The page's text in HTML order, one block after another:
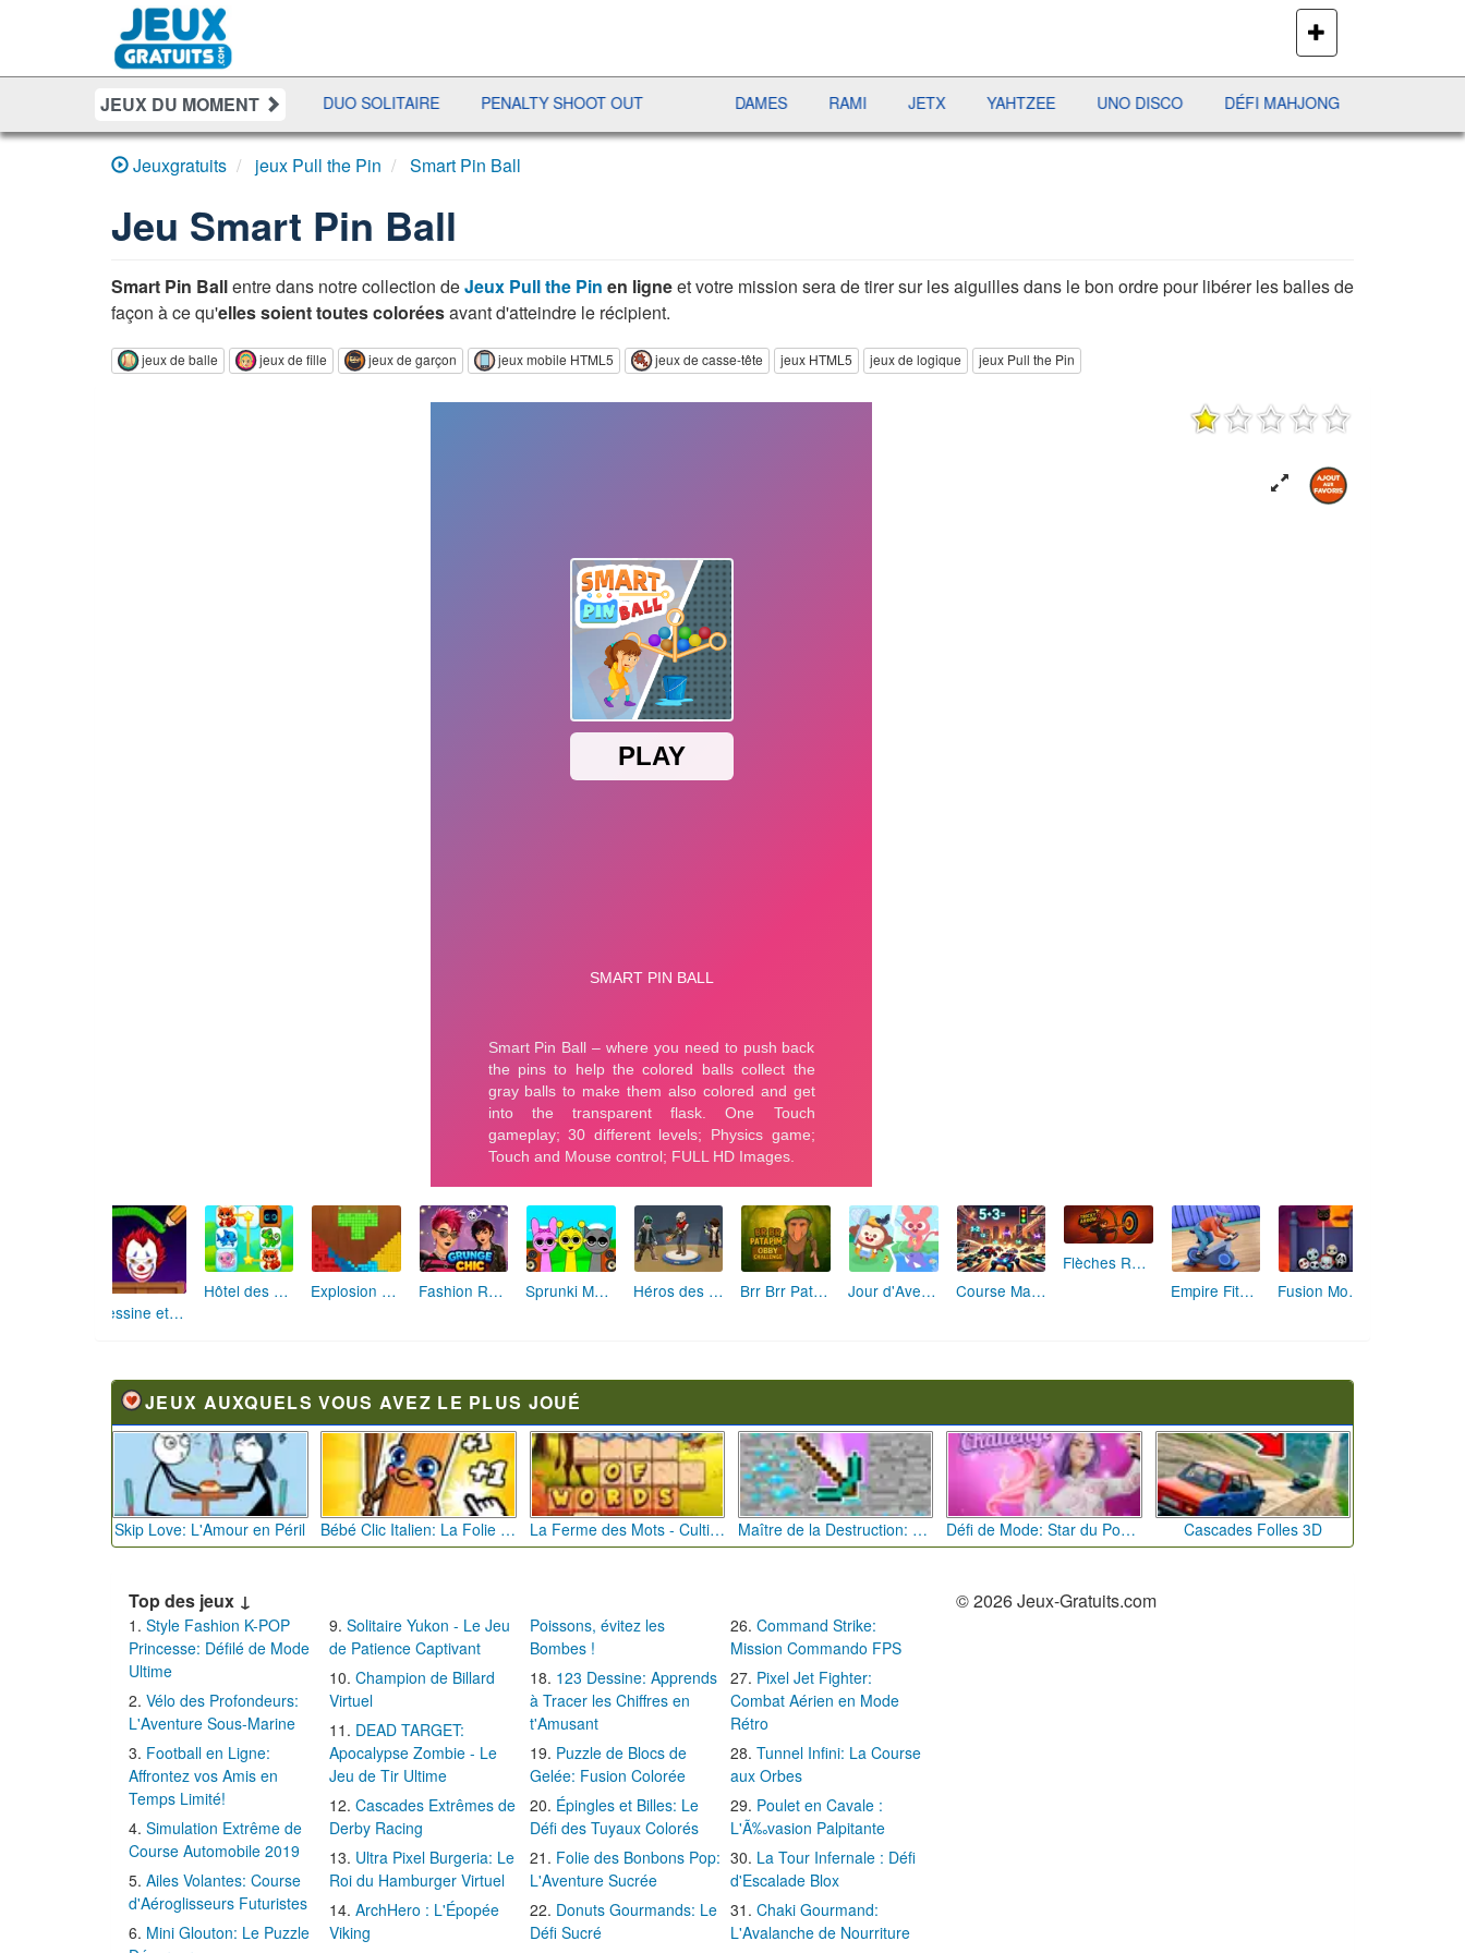
PLUS
DE
JEUX
JEUX DU MOMENT
BATAILLE NAVALE DUO SOLITAIRE PENALTY SHOOT OUT DAMES RAMI JETX YAHTZEE UNO DISCO DÉFI MAHJONG RÉCRÉ À
Jeuxgratuits jeux Pull the Pin Smart Pin Ball
Jeu Smart Pin Ball
Smart Pin Ballentre dans notre collection deJeux Pull the Pin en ligneet votre mission sera de tirer sur les aiguilles dans le bon ordre pour libérer les balles de
façon à ce qu'elles soient toutes coloréesavant d'atteindre le récipient.
jeux de balle jeux de fille jeux de garçon jeux mobile HTML5 jeux de casse-tête jeux HTML5 jeux de logique jeux Pull the Pin
Dessine et Écrase : Le Jeu des Monstres
Hôtel des Animaux de Rêve Explosion de Blocs de Sable Fashion Rebelle: Style Grunge Chic Sprunki Monster: Rythmes Musicaux Monstres Héros des Terres Hostiles Brr Brr Patapim: Le Défi Parkour Délirant Jour d'Aventure: Puzzles en Plein Air Course Mathématique: La Vitesse par les Chiffres
Flèches Rusées 2 : Visez Juste et Défiez la Rotation!
Empire Fitness - Simulateur de Salle de Sport
Fusion Monstrueuse d'Halloween
JEUX AUXQUELS VOUS AVEZ LE PLUS JOUÉ
Skip Love: L'Amour en Péril Bébé Clic Italien: La Folie des Petits Bambins La Ferme des Mots - Cultivez votre Vocabulaire Maître de la Destruction: Fusion de Pioches Défi de Mode: Star du Podium Cascades Folles 3D
Top des jeux ↓
Style Fashion K-POP
Princesse: Défilé de Mode
Ultime
Vélo des Profondeurs:
L'Aventure Sous-Marine
Football en Ligne:
Affrontez vos Amis en
Temps Limité!
Simulation Extrême de
Course Automobile 2019
Ailes Volantes: Course
d'Aéroglisseurs Futuristes
Mini Glouton: Le Puzzle
Solitaire Yukon - Le Jeu
de Patience Captivant
Champion de Billard
Virtuel
DEAD TARGET:
Apocalypse Zombie - Le
Jeu de Tir Ultime
Cascades Extrêmes de
Derby Racing
Ultra Pixel Burgeria: Le
Roi du Hamburger Virtuel
ArchHero : L'Épopée
Viking
Poissons, évitez les
Bombes !
123 Dessine: Apprends
à Tracer les Chiffres en
t'Amusant
Puzzle de Blocs de
Gelée: Fusion Colorée
Épingles et Billes: Le
Défi des Tuyaux Colorés
Folie des Bonbons Pop:
L'Aventure Sucrée
Donuts Gourmands: Le
Défi Sucré
Command Strike:
Mission Commando FPS
Pixel Jet Fighter:
Combat Aérien en Mode
Rétro
Tunnel Infini: La Course
aux Orbes
Poulet en Cavale :
L'Ã‰vasion Palpitante
La Tour Infernale : Défi
d'Escalade Blox
Chaki Gourmand:
L'Avalanche de Nourriture
© 2026 Jeux-Gratuits.com